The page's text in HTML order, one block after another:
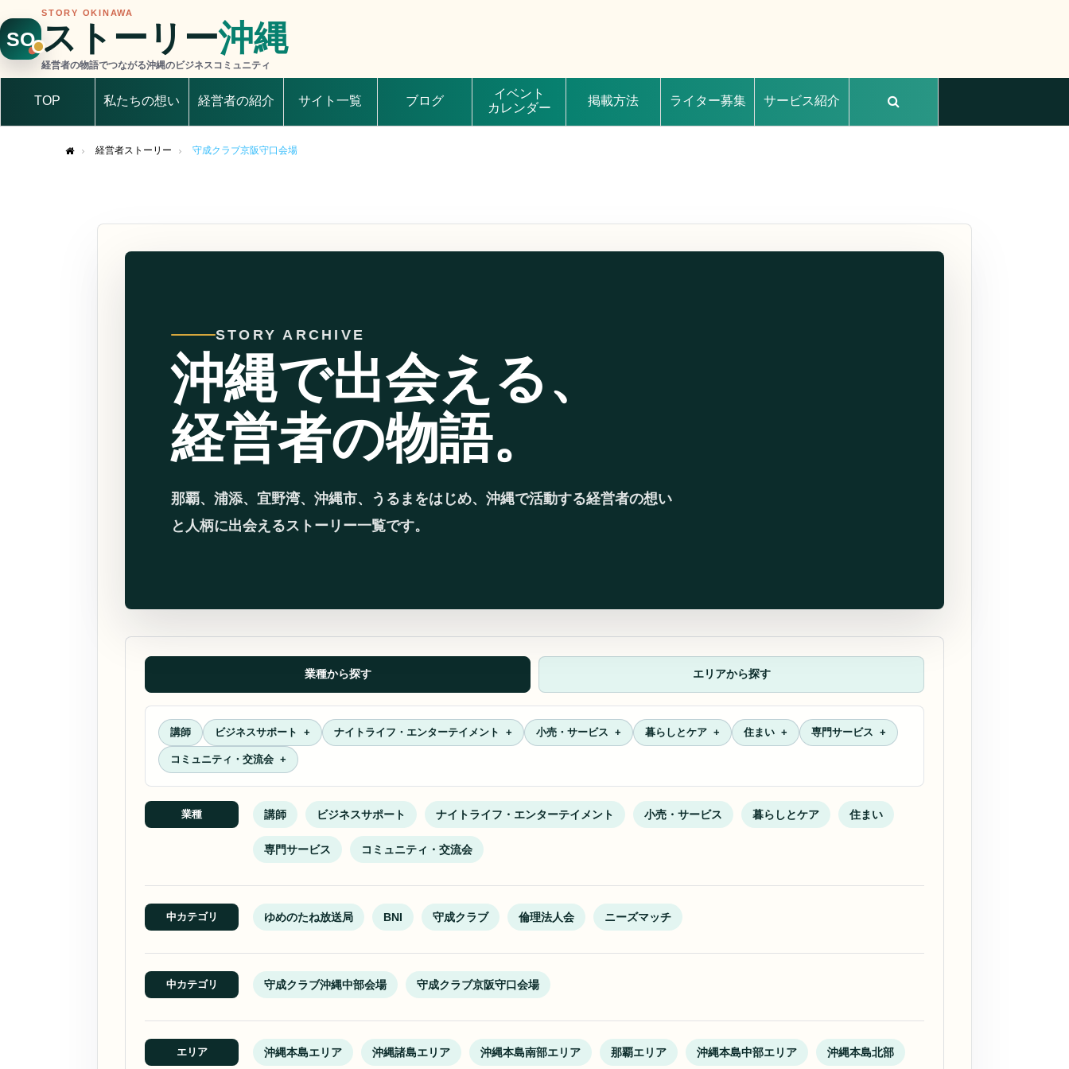
SO
STORY OKINAWA
ストーリー沖縄
経営者の物語でつながる沖縄のビジネスコミュニティ
TOP 私たちの想い 経営者の紹介 サイト一覧 ブログ
イベント
カレンダー
掲載方法 ライター募集 サービス紹介
経営者ストーリー 守成クラブ京阪守口会場
STORY ARCHIVE
沖縄で出会える、
経営者の物語。
那覇、浦添、宜野湾、沖縄市、うるまをはじめ、沖縄で活動する経営者の想い
と人柄に出会えるストーリー一覧です。
業種から探す エリアから探す
講師 ビジネスサポート ナイトライフ・エンターテイメント 小売・サービス 暮らしとケア 住まい 専門サービス
コミュニティ・交流会
業種 講師 ビジネスサポート ナイトライフ・エンターテイメント 小売・サービス 暮らしとケア 住まい
専門サービス コミュニティ・交流会
中カテゴリ ゆめのたね放送局 BNI 守成クラブ 倫理法人会 ニーズマッチ
中カテゴリ 守成クラブ沖縄中部会場 守成クラブ京阪守口会場
エリア 沖縄本島エリア 沖縄諸島エリア 沖縄本島南部エリア 那覇エリア 沖縄本島中部エリア 沖縄本島北部